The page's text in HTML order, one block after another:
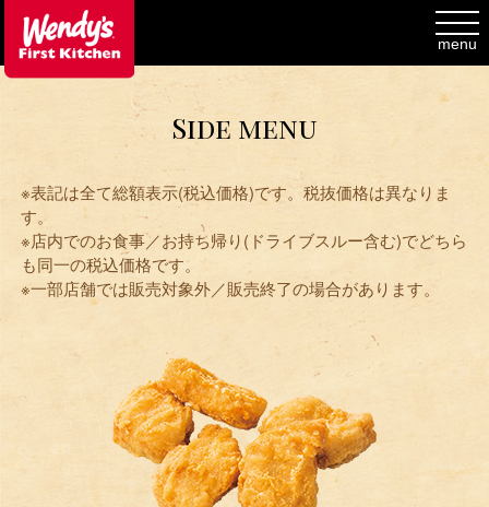
menu
Side menu
※表記は全て総額表示(税込価格)です。税抜価格は異なりま
す。
※店内でのお食事／お持ち帰り(ドライブスルー含む)でどちら
も同一の税込価格です。
※一部店舗では販売対象外／販売終了の場合があります。